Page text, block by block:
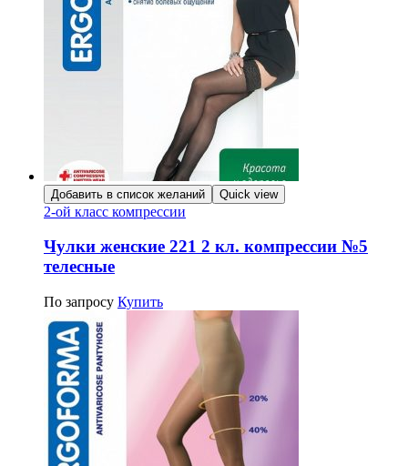
Добавить в список желаний Quick view
2-ой класс компрессии
Чулки женские 221 2 кл. компрессии №5
телесные
По запросу Купить